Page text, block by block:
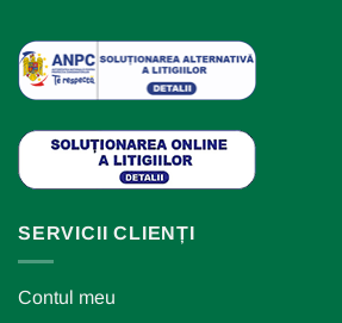
SERVICII CLIENȚI
Contul meu